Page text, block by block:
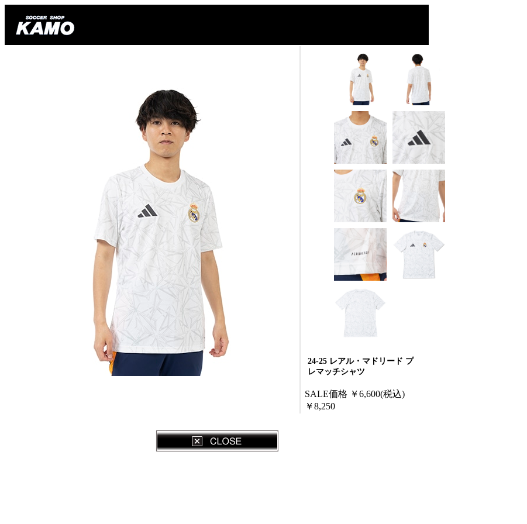
24-25 レアル・マドリード プ
レマッチシャツ
SALE価格 ￥6,600(税込)
￥8,250